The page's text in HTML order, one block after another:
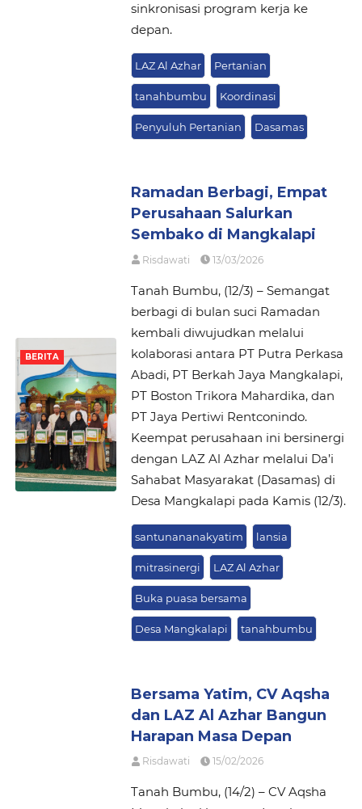
sinkronisasi program kerja ke
depan.
LAZ Al Azhar Pertanian
tanahbumbu Koordinasi
Penyuluh Pertanian Dasamas
BERITA
Ramadan Berbagi, Empat
Perusahaan Salurkan
Sembako di Mangkalapi
Risdawati 13/03/2026
Tanah Bumbu, (12/3) – Semangat
berbagi di bulan suci Ramadan
kembali diwujudkan melalui
kolaborasi antara PT Putra Perkasa
Abadi, PT Berkah Jaya Mangkalapi,
PT Boston Trikora Mahardika, dan
PT Jaya Pertiwi Rentconindo.
Keempat perusahaan ini bersinergi
dengan LAZ Al Azhar melalui Da’i
Sahabat Masyarakat (Dasamas) di
Desa Mangkalapi pada Kamis (12/3).
santunananakyatim lansia
mitrasinergi LAZ Al Azhar
Buka puasa bersama
Desa Mangkalapi tanahbumbu
Bersama Yatim, CV Aqsha
dan LAZ Al Azhar Bangun
Harapan Masa Depan
Risdawati 15/02/2026
Tanah Bumbu, (14/2) – CV Aqsha